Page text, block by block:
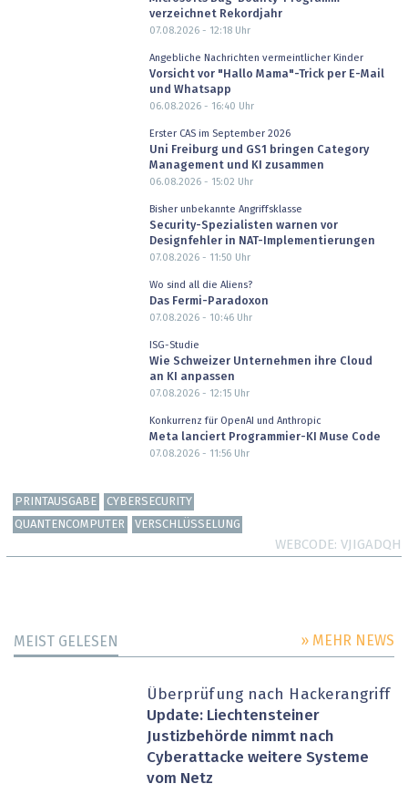
verzeichnet Rekordjahr
07.08.2026 - 12:18Uhr
Angebliche Nachrichten vermeintlicher Kinder
Vorsicht vor "Hallo Mama"-Trick per E-Mail
und Whatsapp
06.08.2026 - 16:40 Uhr
Erster CAS im September 2026
Uni Freiburg und GS1 bringen Category
Management und KI zusammen
06.08.2026 - 15:02 Uhr
Bisher unbekannte Angriffsklasse
Security-Spezialisten warnen vor
Designfehler in NAT-Implementierungen
07.08.2026 - 11:50 Uhr
Wo sind all die Aliens?
Das Fermi-Paradoxon
07.08.2026 - 10:46Uhr
ISG-Studie
Wie Schweizer Unternehmen ihre Cloud
an KI anpassen
07.08.2026 - 12:15Uhr
Konkurrenz für OpenAI und Anthropic
Meta lanciert Programmier-KI Muse Code
07.08.2026 - 11:56Uhr
PRINTAUSGABE
CYBERSECURITY
QUANTENCOMPUTER
VERSCHLÜSSELUNG
WEBCODE VJIGADQH
MEIST GELESEN » MEHR NEWS
Überprüfung nach Hackerangriff
Update: Liechtensteiner
Justizbehörde nimmt nach
Cyberattacke weitere Systeme
vom Netz